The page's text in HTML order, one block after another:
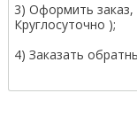
3) Оформить заказ,
Круглосуточно );
4) Заказать